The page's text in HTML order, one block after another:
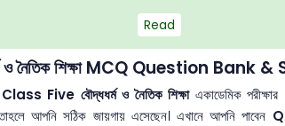
Read
ও নৈতিক শিক্ষা MCQ Question
Five বৌদ্ধধর্ম ও নৈতিক শিক্ষাএকাডেমিক পরীক্ষার
আপনি সঠিক জায়গায় এসেছেন। এখানে আপনি পাবেন